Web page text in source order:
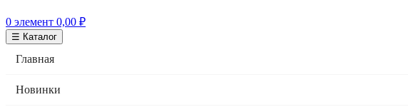
0 элемент 0,00 ₽
☰ Каталог
Главная
Новинки